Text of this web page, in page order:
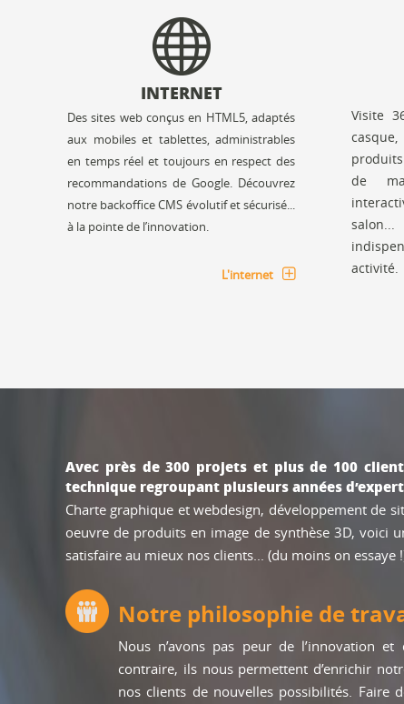
INTERNET
Des sites web conçus en HTML5, adaptés
aux mobiles et tablettes, administrables
en temps réel et toujours en respect des
recommandations de Google. Découvrez
notre backoffice CMS évolutif et sécurisé...
à la pointe de l’innovation.
L'internet
Visite
de
activité.
Avec près de 300 projets et plus de 100
technique regroupant plusieurs années
Charte graphique et webdesign, développement de
oeuvre de produits en image de synthèse 3D, voici
satisfaire au mieux nos clients... (du moins on essaye
Notre philosophie de
Nous n’avons pas peur de l’innovation
contraire, ils nous permettent d’enrichir
nos clients de nouvelles possibilités. Faire